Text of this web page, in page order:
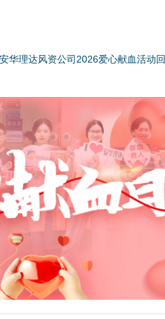
华理达风资公司2026爱心献血活动回